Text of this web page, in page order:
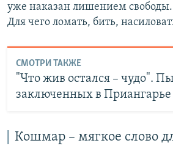
уже наказан лишением свободы.
Для чего ломать, бить,
СМОТРИ ТАКЖЕ
"Что жив остался – чудо".
заключенных в Приангарье
Кошмар – мягкое слово